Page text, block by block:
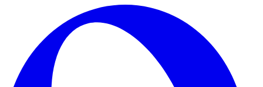
Skip to main content